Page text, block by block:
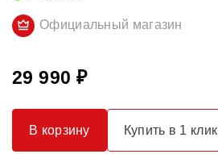
Официальный магазин
29 990 ₽
В корзину Купить в 1 клик